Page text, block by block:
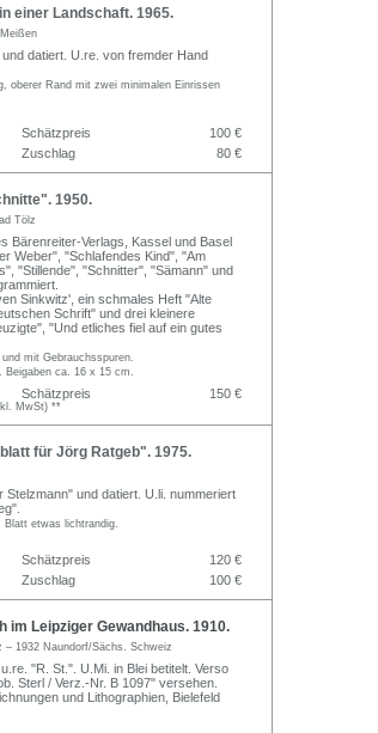
einer Landschaft. 1965.
datiert. U.re. von fremder Hand
oberer Rand mit zwei minimalen Einrissen
Schätzpreis
100 €
Zuschlag
80 €
1950.
Tölz
Bärenreiter-Verlags, Kassel und Basel
Weber", "Schlafendes Kind", "Am
"Stillende", "Schnitter", "Sämann" und
Sinkwitz', ein schmales Heft "Alte
Schrift" und drei kleinere
"Und etliches fiel auf ein gutes
mit Gebrauchsspuren.
ca. 16 x 15 cm.
Schätzpreis 150 €
MwSt) **
für Jörg Ratgeb". 1975.
Stelzmann" und datiert. U.li. nummeriert
Blatt etwas lichtrandig.
Schätzpreis
120 €
Zuschlag
100 €
Leipziger Gewandhaus. 1910.
– 1932 Naundorf/Sächs. Schweiz
"R. St.". U.Mi. in Blei betitelt. Verso
Sterl / Verz.-Nr. B 1097" versehen.
und Lithographien, Bielefeld